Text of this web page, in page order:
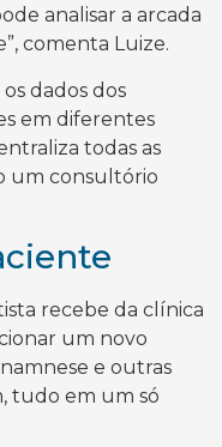
analisar a arcada
comenta Luize.
dados dos
em diferentes
todas as
um consultório
recebe da clínica
um novo
e outras
tudo em um só